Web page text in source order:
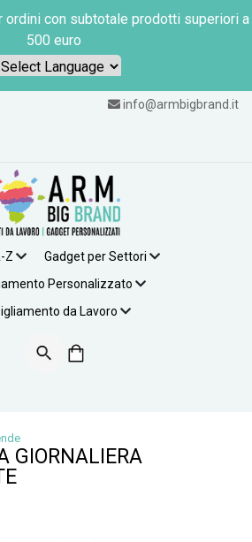
ordini con subtotale prodotti superiori a
500 euro
Powered by
info@armbigbrand.it
Z
Gadget per Settori
Personalizzato
da Lavoro
GIORNALIERA